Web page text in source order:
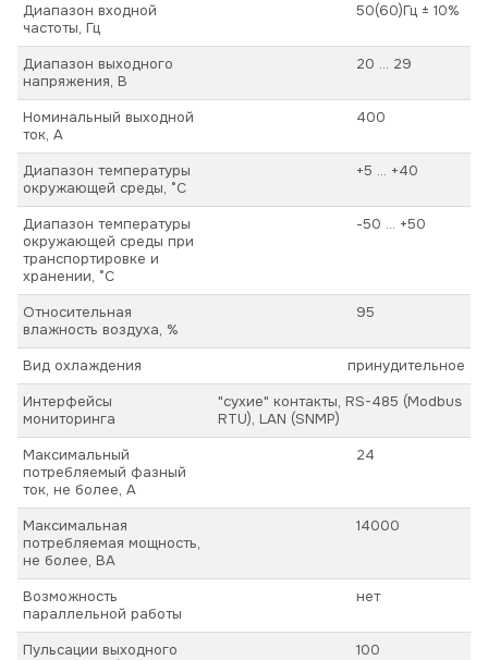
Диапазон входной
частоты, Гц
50(60)Гц ± 10%
Диапазон выходного
напряжения, В
20 ... 29
Номинальный выходной
ток, А
400
Диапазон температуры
окружающей среды, °С
+5 ... +40
Диапазон температуры
окружающей среды при
транспортировке и
хранении, °С
-50 ... +50
Относительная
влажность воздуха, %
95
Вид охлаждения
принудительное
Интерфейсы
мониторинга
"сухие" контакты, RS-485 (Modbus
RTU), LAN (SNMP)
Максимальный
потребляемый фазный
ток, не более, А
24
Максимальная
потребляемая мощность,
не более, ВА
14000
Возможность
параллельной работы
нет
Пульсации выходного
100